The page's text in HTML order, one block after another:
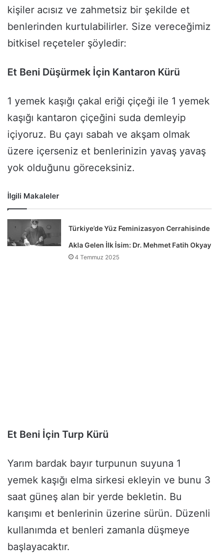
kişiler acısız ve zahmetsiz bir şekilde et
benlerinden kurtulabilirler. Size vereceğimiz
bitkisel reçeteler şöyledir:
Et Beni Düşürmek İçin Kantaron Kürü
1 yemek kaşığı çakal eriği çiçeği ile 1 yemek
kaşığı kantaron çiçeğini suda demleyip
içiyoruz. Bu çayı sabah ve akşam olmak
üzere içerseniz et benlerinizin yavaş yavaş
yok olduğunu göreceksiniz.
İlgili Makaleler
Türkiye’de Yüz Feminizasyon Cerrahisinde
Akla Gelen İlk İsim: Dr. Mehmet Fatih Okyay
4 Temmuz 2025
Et Beni İçin Turp Kürü
Yarım bardak bayır turpunun suyuna 1
yemek kaşığı elma sirkesi ekleyin ve bunu 3
saat güneş alan bir yerde bekletin. Bu
karışımı et benlerinin üzerine sürün. Düzenli
kullanımda et benleri zamanla düşmeye
başlayacaktır.